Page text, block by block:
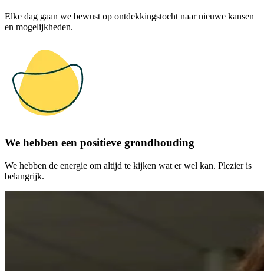
Elke dag gaan we bewust op ontdekkingstocht naar nieuwe kansen
en mogelijkheden.
We hebben een positieve grondhouding
We hebben de energie om altijd te kijken wat er wel kan. Plezier is
belangrijk.